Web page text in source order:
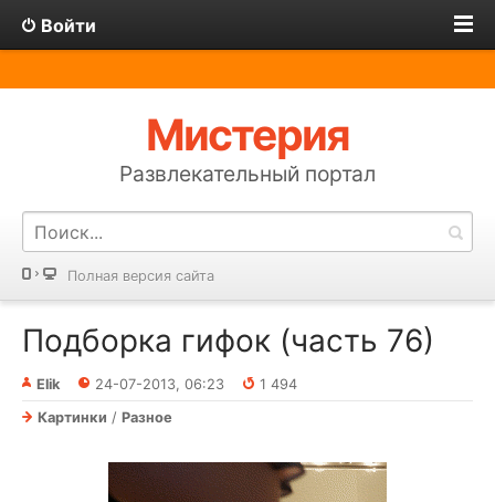
Войти
Мистерия
Развлекательный портал
Полная версия сайта
Подборка гифок (часть 76)
Elik 24-07-2013, 06:23
1 494
Картинки / Разное